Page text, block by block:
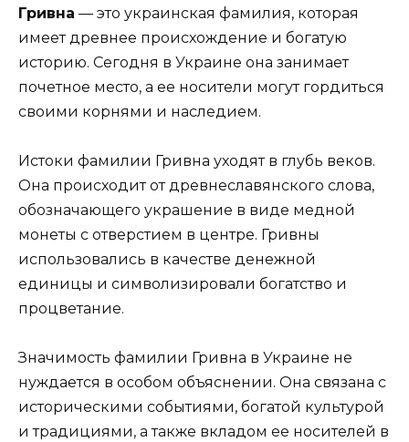
Гривна — это украинская фамилия, которая
имеет древнее происхождение и богатую
историю. Сегодня в Украине она занимает
почетное место, а ее носители могут гордиться
своими корнями и наследием.
Истоки фамилии Гривна уходят в глубь веков.
Она происходит от древнеславянского слова,
обозначающего украшение в виде медной
монеты с отверстием в центре. Гривны
использовались в качестве денежной
единицы и символизировали богатство и
процветание.
Значимость фамилии Гривна в Украине не
нуждается в особом объяснении. Она связана с
историческими событиями, богатой культурой
и традициями, а также вкладом ее носителей в